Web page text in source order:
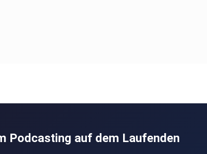
Podcasting auf dem Laufenden